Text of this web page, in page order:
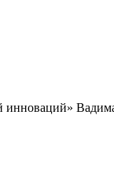
инноваций»